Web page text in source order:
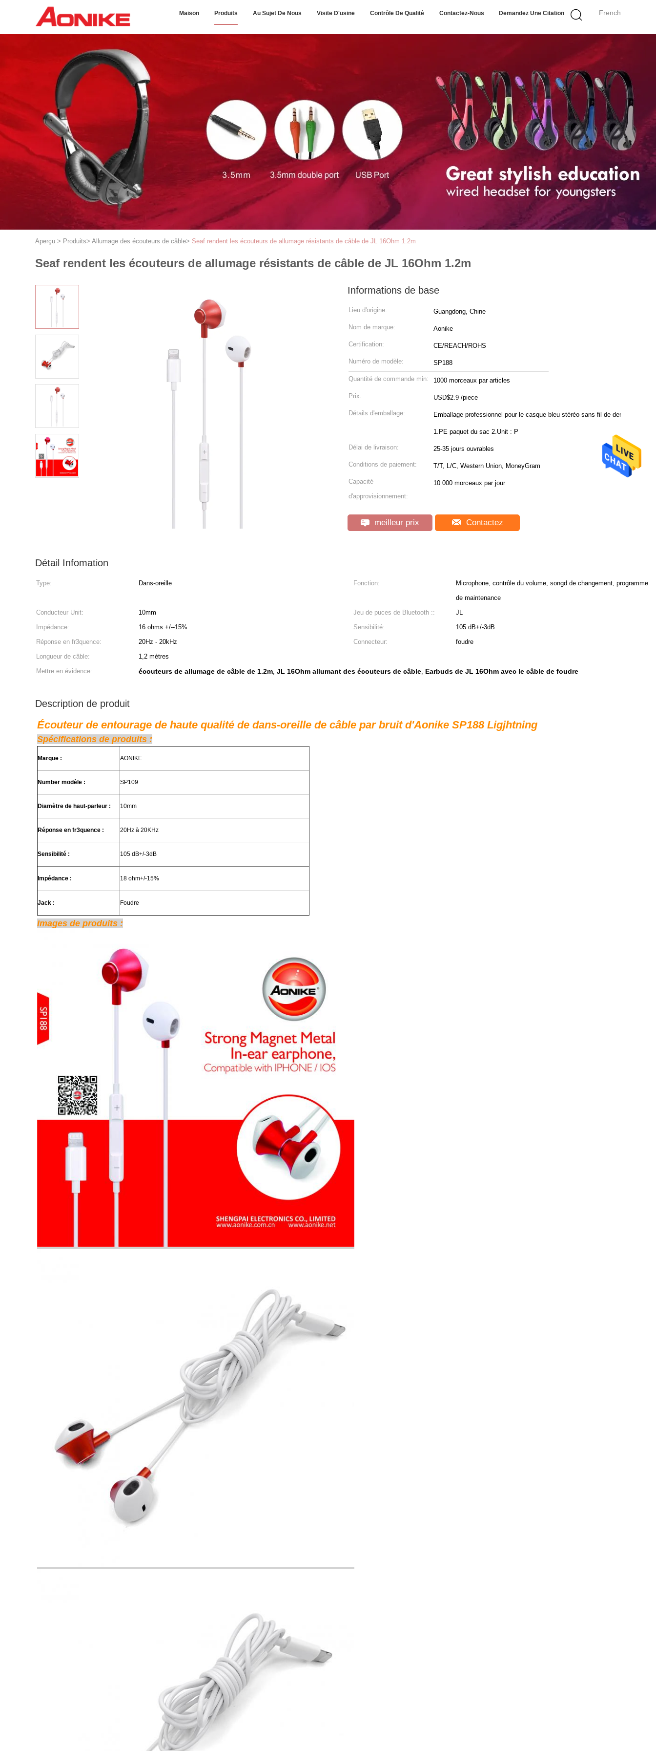
French
Maison Produits Au Sujet De Nous Visite D'usine Contrôle De Qualité Contactez-Nous Demandez Une Citation
Aperçu > Produits> Allumage des écouteurs de câble> Seaf rendent les écouteurs de allumage résistants de câble de JL 16Ohm 1.2m
Seaf rendent les écouteurs de allumage résistants de câble de JL 16Ohm 1.2m
Informations de base
Lieu d'origine: Guangdong, Chine
Nom de marque: Aonike
Certification: CE/REACH/ROHS
Numéro de modèle: SP188
Quantité de commande min: 1000 morceaux par articles
Prix: USD$2.9 /piece
Détails d'emballage: Emballage professionnel pour le casque bleu stéréo sans fil de dent :
1.PE paquet du sac 2.Unit : P
Délai de livraison: 25-35 jours ouvrables
Conditions de paiement: T/T, L/C, Western Union, MoneyGram
Capacité
d'approvisionnement:
10 000 morceaux par jour
meilleur prix Contactez
Détail Infomation
Type: Dans-oreille Fonction:
Microphone, contrôle du volume, songd de changement, programme
de maintenance
Conducteur Unit:
10mm Jeu de puces de Bluetooth ::
JL
Impédance:
16 ohms +/--15% Sensibilité:
105 dB+/-3dB
Réponse en fr3quence:
20Hz - 20kHz Connecteur:
foudre
Longueur de câble:
1,2 mètres
Mettre en évidence:
écouteurs de allumage de câble de 1.2m, JL 16Ohm allumant des écouteurs de câble, Earbuds de JL 16Ohm avec le câble de foudre
Description de produit
Écouteur de entourage de haute qualité de dans-oreille de câble par bruit d'Aonike SP188 Ligjhtning
Spécifications de produits :
Marque : AONIKE
Number modèle : SP109
Diamètre de haut-parleur : 10mm
Réponse en fr3quence : 20Hz à 20KHz
Sensibilité : 105 dB+/-3dB
Impédance : 18 ohm+/-15%
Jack : Foudre
Images de produits :